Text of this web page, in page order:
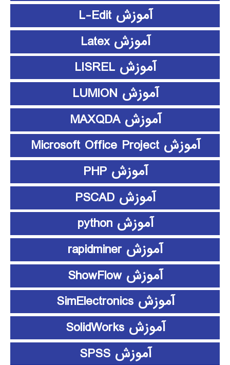
آموزش L-Edit
آموزش Latex
آموزش LISREL
آموزش LUMION
آموزش MAXQDA
آموزش Microsoft Office Project
آموزش PHP
آموزش PSCAD
آموزش python
آموزش rapidminer
آموزش ShowFlow
آموزش SimElectronics
آموزش SolidWorks
آموزش SPSS